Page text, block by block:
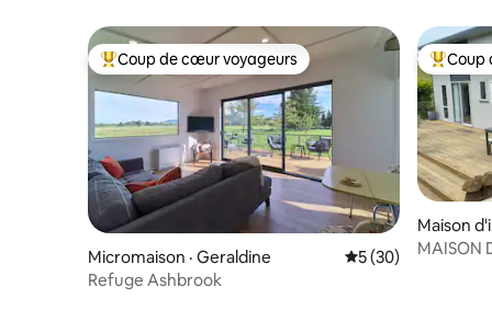
Coup de cœur voyageurs parmi les plus aimés
Coup de cœur voyageurs
Micromaison · Geraldine Note moyenne de
5 (30)
Refuge Ashbrook
Coup
Coup
Maison
MAISON